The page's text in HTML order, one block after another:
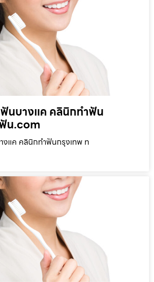
นบางแค คลินิกทำฟัน
น.com
แค คลินิกทำฟันกรุงเทพ ท